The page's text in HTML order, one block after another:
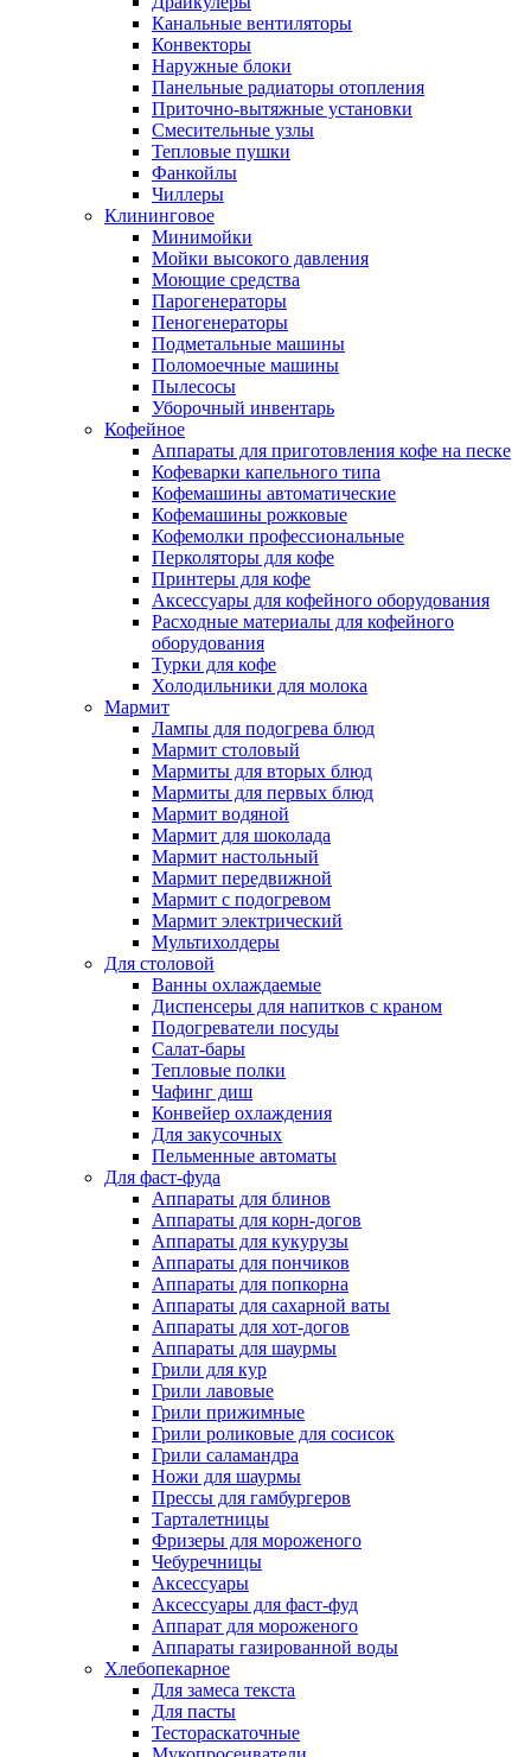
Канальные вентиляторы
Конвекторы
Наружные блоки
Панельные радиаторы отопления
Приточно-вытяжные установки
Смесительные узлы
Тепловые пушки
Фанкойлы
Чиллеры
Клининговое
Минимойки
Мойки высокого давления
Моющие средства
Парогенераторы
Пеногенераторы
Подметальные машины
Поломоечные машины
Пылесосы
Уборочный инвентарь
Кофейное
Аппараты для приготовления кофе на песке
Кофеварки капельного типа
Кофемашины автоматические
Кофемашины рожковые
Кофемолки профессиональные
Перколяторы для кофе
Принтеры для кофе
Аксессуары для кофейного оборудования
Расходные материалы для кофейного
оборудования
Турки для кофе
Холодильники для молока
Мармит
Лампы для подогрева блюд
Мармит столовый
Мармиты для вторых блюд
Мармиты для первых блюд
Мармит водяной
Мармит для шоколада
Мармит настольный
Мармит передвижной
Мармит с подогревом
Мармит электрический
Мультихолдеры
Для столовой
Ванны охлаждаемые
Диспенсеры для напитков с краном
Подогреватели посуды
Салат-бары
Тепловые полки
Чафинг диш
Конвейер охлаждения
Для закусочных
Пельменные автоматы
Для фаст-фуда
Аппараты для блинов
Аппараты для корн-догов
Аппараты для кукурузы
Аппараты для пончиков
Аппараты для попкорна
Аппараты для сахарной ваты
Аппараты для хот-догов
Аппараты для шаурмы
Грили для кур
Грили лавовые
Грили прижимные
Грили роликовые для сосисок
Грили саламандра
Ножи для шаурмы
Прессы для гамбургеров
Тарталетницы
Фризеры для мороженого
Чебуречницы
Аксессуары
Аксессуары для фаст-фуд
Аппарат для мороженого
Аппараты газированной воды
Хлебопекарное
Для замеса текста
Для пасты
Тестораскаточные